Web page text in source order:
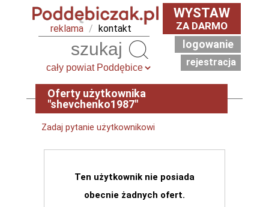
reklama / kontakt
WYSTAW
ZA DARMO
logowanie
rejestracja
Oferty użytkownika
"shevchenko1987"
Zadaj pytanie użytkownikowi
Ten użytkownik nie posiada
obecnie żadnych ofert.